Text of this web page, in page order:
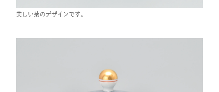
美しい菊のデザインです。